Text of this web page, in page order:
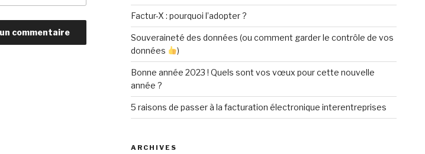
Factur-X : pourquoi l’adopter ?
Souveraineté des données (ou comment garder le contrôle de vos
données
)
Bonne année 2023 ! Quels sont vos vœux pour cette nouvelle
année ?
5 raisons de passer à la facturation électronique interentreprises
ARCHIVES